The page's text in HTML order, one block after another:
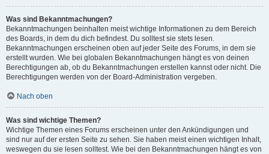
Was sind Bekanntmachungen?
Bekanntmachungen beinhalten meist wichtige Informationen zu dem Bereich
des Boards, in dem du dich befindest. Du solltest sie stets lesen.
Bekanntmachungen erscheinen oben auf jeder Seite des Forums, in dem sie
erstellt wurden. Wie bei globalen Bekanntmachungen hängt es von deinen
Berechtigungen ab, ob du Bekanntmachungen erstellen kannst oder nicht. Die
Berechtigungen werden von der Board-Administration vergeben.
Nach oben
Was sind wichtige Themen?
Wichtige Themen eines Forums erscheinen unter den Ankündigungen und
sind nur auf der ersten Seite zu sehen. Sie haben meist einen wichtigen Inhalt,
weswegen du sie lesen solltest. Wie bei den Bekanntmachungen hängt es von